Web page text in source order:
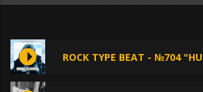
ROCK TYPE BEAT - №704